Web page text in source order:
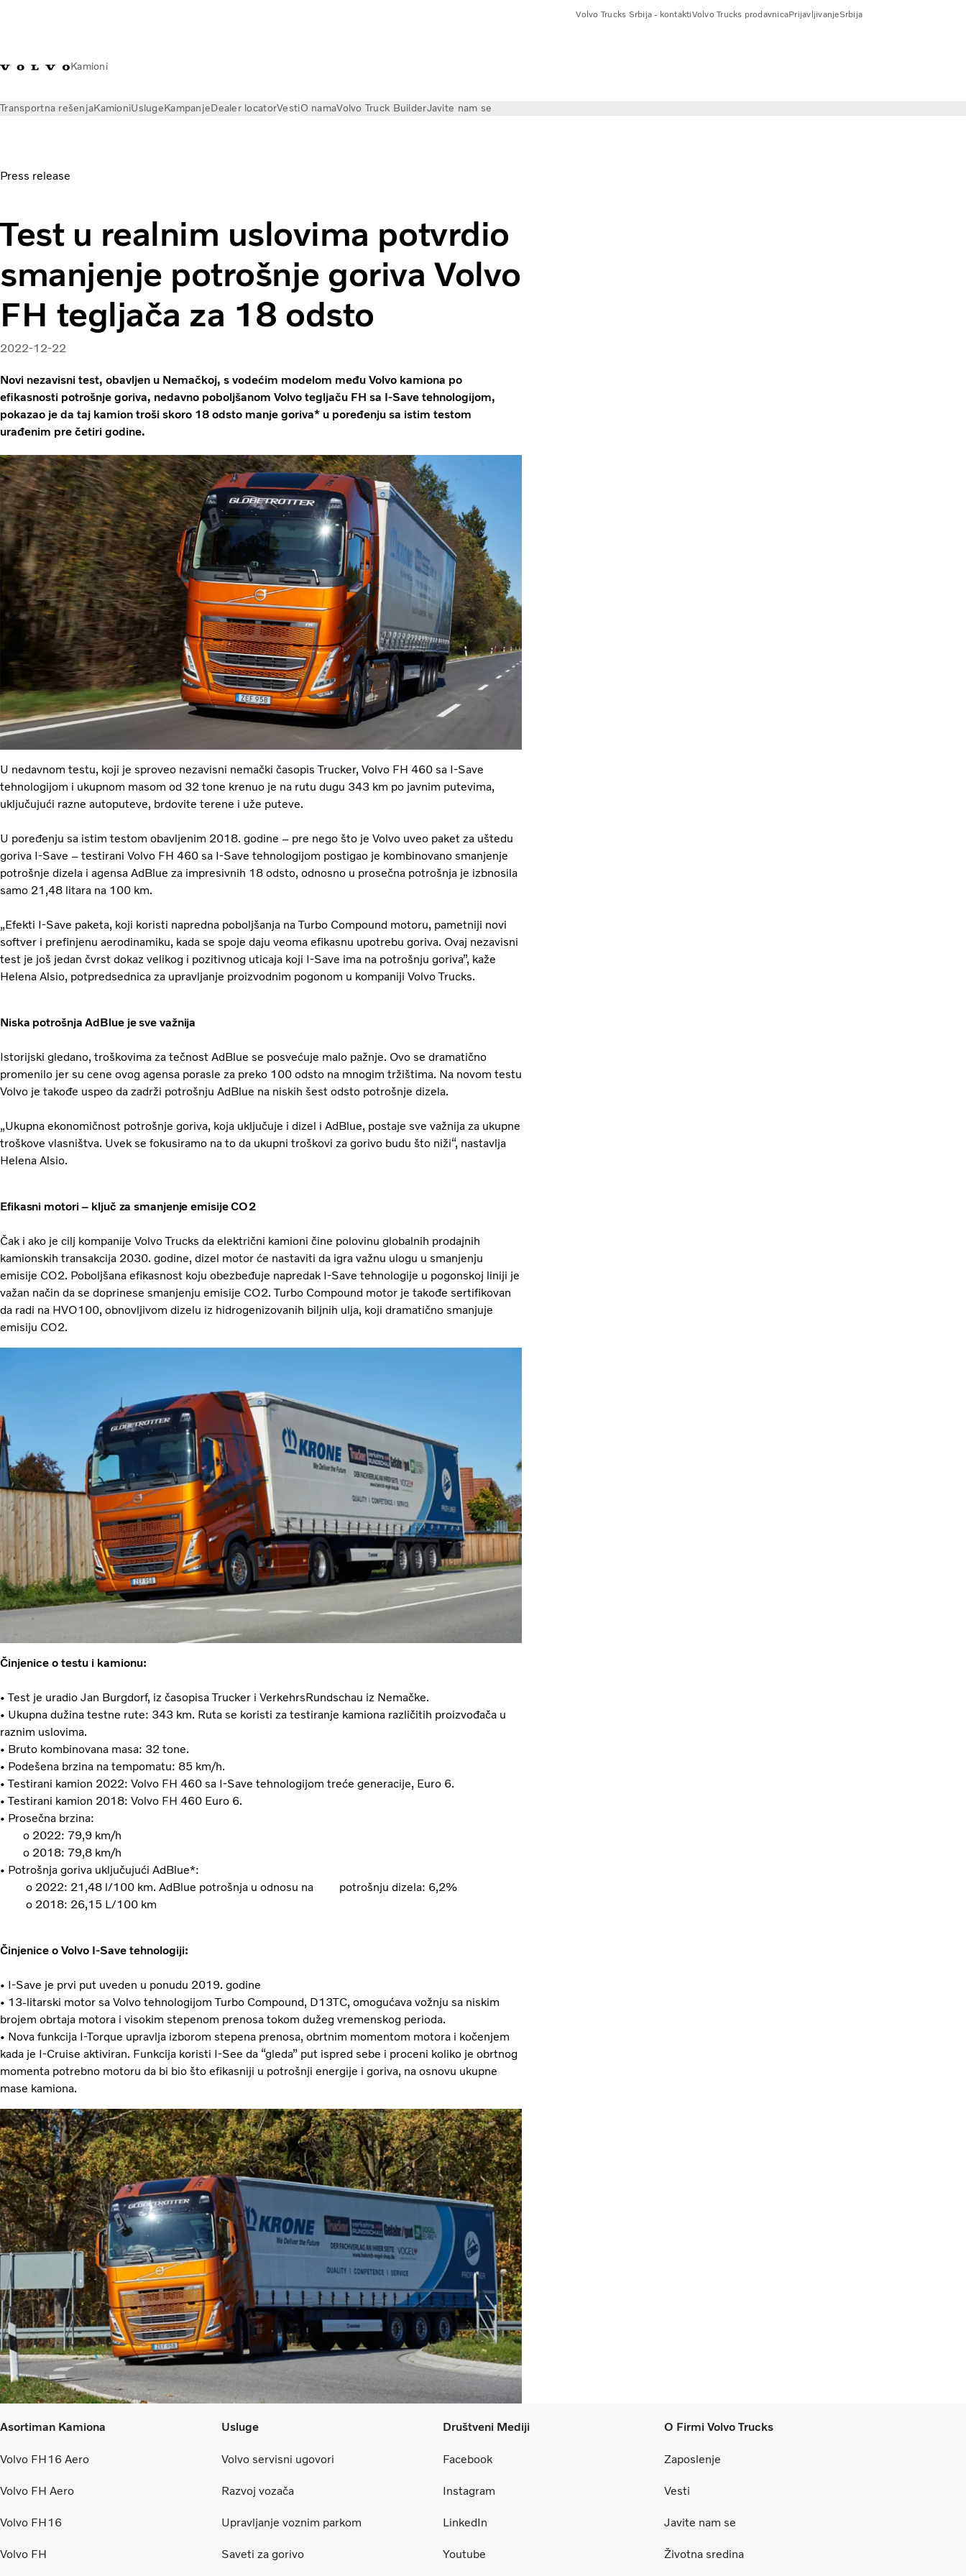
Kamioni
Volvo Trucks Srbija - kontaktiVolvo Trucks prodavnicaPrijavljivanjeSrbija
Transportna rešenjaKamioniUslugeKampanjeDealer locatorVestiO namaVolvo Truck BuilderJavite nam se
Press release
Test u realnim uslovima potvrdio
smanjenje potrošnje goriva Volvo
FH tegljača za 18 odsto
2022-12-22
Novi nezavisni test, obavljen u Nemačkoj, s vodećim modelom među Volvo kamiona po
efikasnosti potrošnje goriva, nedavno poboljšanom Volvo tegljaču FH sa I-Save tehnologijom,
pokazao je da taj kamion troši skoro 18 odsto manje goriva* u poređenju sa istim testom
urađenim pre četiri godine.
U nedavnom testu, koji je sproveo nezavisni nemački časopis Trucker, Volvo FH 460 sa I-Save
tehnologijom i ukupnom masom od 32 tone krenuo je na rutu dugu 343 km po javnim putevima,
uključujući razne autoputeve, brdovite terene i uže puteve.
U poređenju sa istim testom obavljenim 2018. godine – pre nego što je Volvo uveo paket za uštedu
goriva I-Save – testirani Volvo FH 460 sa I-Save tehnologijom postigao je kombinovano smanjenje
potrošnje dizela i agensa AdBlue za impresivnih 18 odsto, odnosno u prosečna potrošnja je izbnosila
samo 21,48 litara na 100 km.
„Efekti I-Save paketa, koji koristi napredna poboljšanja na Turbo Compound motoru, pametniji novi
softver i prefinjenu aerodinamiku, kada se spoje daju veoma efikasnu upotrebu goriva. Ovaj nezavisni
test je još jedan čvrst dokaz velikog i pozitivnog uticaja koji I-Save ima na potrošnju goriva”, kaže
Helena Alsio, potpredsednica za upravljanje proizvodnim pogonom u kompaniji Volvo Trucks.
Niska potrošnja AdBlue je sve važnija
Istorijski gledano, troškovima za tečnost AdBlue se posvećuje malo pažnje. Ovo se dramatično
promenilo jer su cene ovog agensa porasle za preko 100 odsto na mnogim tržištima. Na novom testu
Volvo je takođe uspeo da zadrži potrošnju AdBlue na niskih šest odsto potrošnje dizela.
„Ukupna ekonomičnost potrošnje goriva, koja uključuje i dizel i AdBlue, postaje sve važnija za ukupne
troškove vlasništva. Uvek se fokusiramo na to da ukupni troškovi za gorivo budu što niži“, nastavlja
Helena Alsio.
Efikasni motori – ključ za smanjenje emisije CO2
Čak i ako je cilj kompanije Volvo Trucks da električni kamioni čine polovinu globalnih prodajnih
kamionskih transakcija 2030. godine, dizel motor će nastaviti da igra važnu ulogu u smanjenju
emisije CO2. Poboljšana efikasnost koju obezbeđuje napredak I-Save tehnologije u pogonskoj liniji je
važan način da se doprinese smanjenju emisije CO2. Turbo Compound motor je takođe sertifikovan
da radi na HVO100, obnovljivom dizelu iz hidrogenizovanih biljnih ulja, koji dramatično smanjuje
emisiju CO2.
Činjenice o testu i kamionu:
• Test je uradio Jan Burgdorf, iz časopisa Trucker i VerkehrsRundschau iz Nemačke.
• Ukupna dužina testne rute: 343 km. Ruta se koristi za testiranje kamiona različitih proizvođača u
raznim uslovima.
• Bruto kombinovana masa: 32 tone.
• Podešena brzina na tempomatu: 85 km/h.
• Testirani kamion 2022: Volvo FH 460 sa I-Save tehnologijom treće generacije, Euro 6.
• Testirani kamion 2018: Volvo FH 460 Euro 6.
• Prosečna brzina:
o 2022: 79,9 km/h
o 2018: 79,8 km/h
• Potrošnja goriva uključujući AdBlue*:
o 2022: 21,48 l/100 km. AdBlue potrošnja u odnosu na potrošnju dizela: 6,2%
o 2018: 26,15 L/100 km
Činjenice o Volvo I-Save tehnologiji:
• I-Save je prvi put uveden u ponudu 2019. godine
• 13-litarski motor sa Volvo tehnologijom Turbo Compound, D13TC, omogućava vožnju sa niskim
brojem obrtaja motora i visokim stepenom prenosa tokom dužeg vremenskog perioda.
• Nova funkcija I-Torque upravlja izborom stepena prenosa, obrtnim momentom motora i kočenjem
kada je I-Cruise aktiviran. Funkcija koristi I-See da “gleda” put ispred sebe i proceni koliko je obrtnog
momenta potrebno motoru da bi bio što efikasniji u potrošnji energije i goriva, na osnovu ukupne
mase kamiona.
Asortiman Kamiona
Volvo FH16 Aero
Volvo FH Aero
Volvo FH16
Volvo FH
Usluge
Volvo servisni ugovori
Razvoj vozača
Upravljanje voznim parkom
Saveti za gorivo
Društveni Mediji
Facebook
Instagram
LinkedIn
Youtube
O Firmi Volvo Trucks
Zaposlenje
Vesti
Javite nam se
Životna sredina